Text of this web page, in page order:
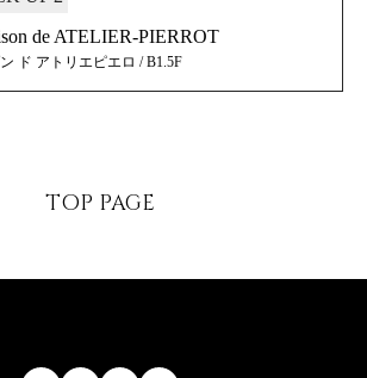
de ATELIER-PIERROT
ド アトリエピエロ / B1.5F
TOP PAGE